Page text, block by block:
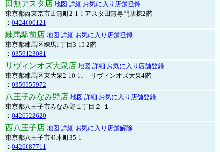
田無アスタ店 地図 詳細 お気に入り店舗登録
東京都西東京市田無町2-1-1 アスタ田無専門店棟2階
： 0424606121
練馬駅前店 地図 詳細 お気に入り店舗登録
東京都練馬区練馬1丁目3-10 2階
： 0359123081
リヴィンオズ大泉店 地図 詳細 お気に入り店舗登録
東京都練馬区東大泉2-10-11 リヴィンオズ大泉4階
： 0359355972
八王子みなみ野店 地図 詳細 お気に入り店舗登録
東京都八王子市みなみ野１丁目２-１
： 0426322620
西八王子店 地図 詳細 お気に入り店舗解除
東京都八王子市並木町35-1
： 0426687711